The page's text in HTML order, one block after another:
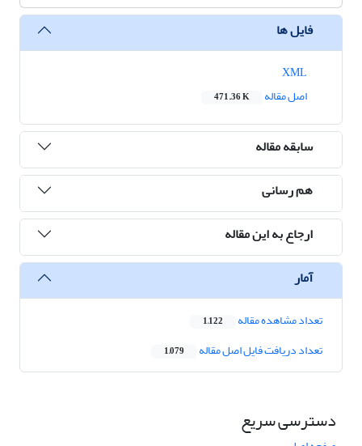
فایل ها
اصل مقاله
471.36 K
سابقه مقاله
هم رسانی
ارجاع به این مقاله
آمار
تعداد مشاهده مقاله 1,122
تعداد دریافت فایل اصل مقاله 1,079
دسترسی سریع